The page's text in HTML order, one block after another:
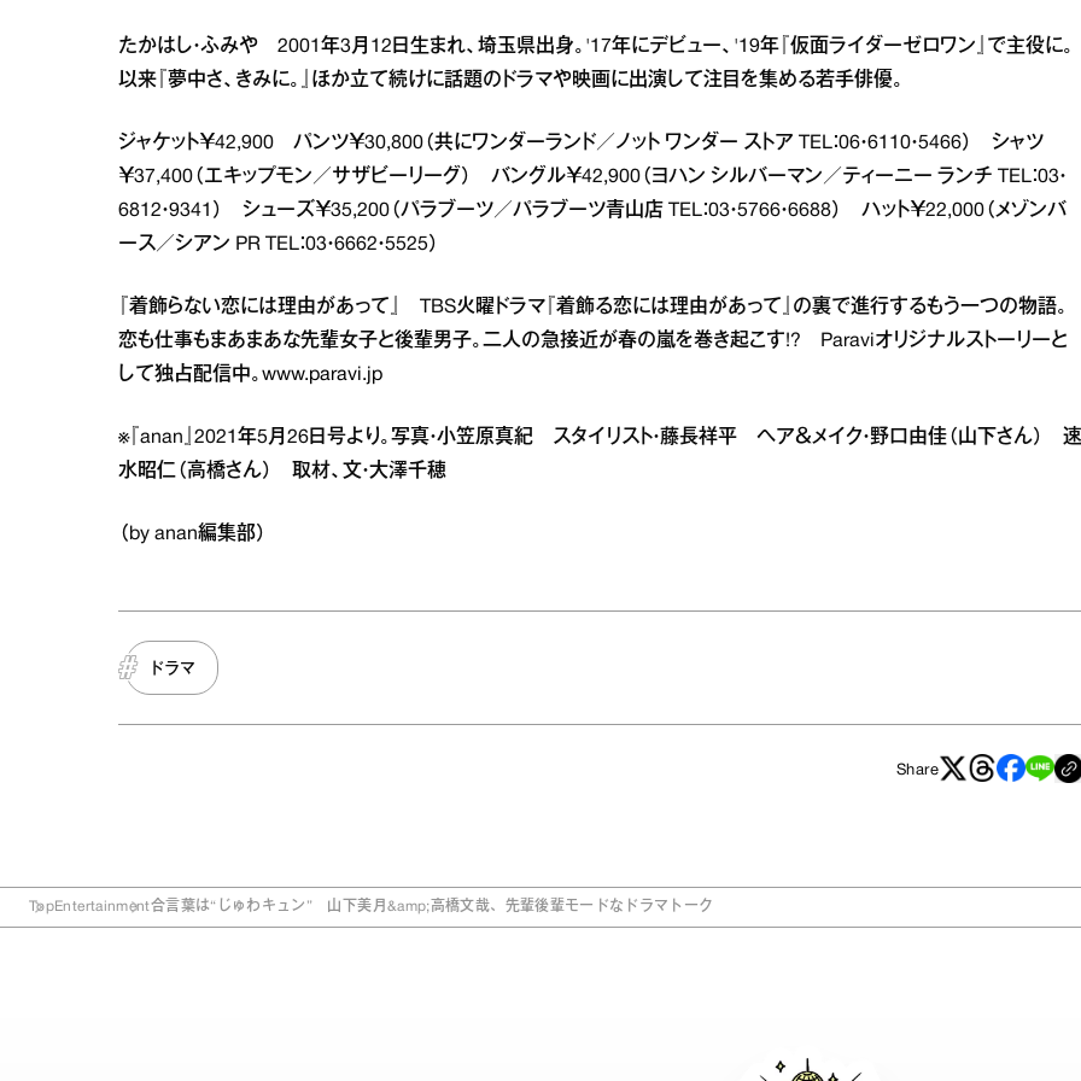
たかはし・ふみや 2001年3月12日生まれ、埼玉県出身。'17年にデビュー、'19年『仮面ライダーゼロワン』で主役に。
以来『夢中さ、きみに。』ほか立て続けに話題のドラマや映画に出演して注目を集める若手俳優。
ジャケット￥42,900 パンツ￥30,800（共にワンダーランド／ノット ワンダー ストア TEL：06・6110・5466） シャツ
￥37,400（エキップモン／サザビーリーグ） バングル￥42,900（ヨハン シルバーマン／ティーニー ランチ TEL：03・
6812・9341） シューズ￥35,200（パラブーツ／パラブーツ青山店 TEL：03・5766・6688） ハット￥22,000（メゾンバ
ース／シアン PR TEL：03・6662・5525）
『着飾らない恋には理由があって』 TBS火曜ドラマ『着飾る恋には理由があって』の裏で進行するもう一つの物語。
恋も仕事もまあまあな先輩女子と後輩男子。二人の急接近が春の嵐を巻き起こす!? Paraviオリジナルストーリーと
して独占配信中。 www.paravi.jp
※『anan』2021年5月26日号より。写真・小笠原真紀 スタイリスト・藤長祥平 ヘア＆メイク・野口由佳（山下さん） 速
水昭仁（高橋さん） 取材、文・大澤千穂
（by anan編集部）
ドラマ
Share
TopEntertainment合言葉は“じゅわキュン” 山下美月&amp;高橋文哉、先輩後輩モードなドラマトーク